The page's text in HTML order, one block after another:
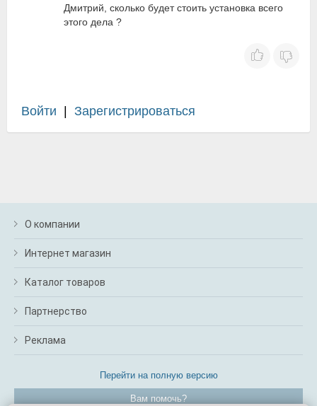
Дмитрий, сколько будет стоить установка всего
этого дела ?
Войти Зарегистрироваться
О компании
Интернет магазин
Каталог товаров
Партнерство
Реклама
Перейти на полную версию
Вам помочь?